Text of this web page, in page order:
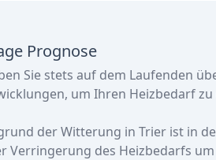
Prognose
Sie stets auf dem Laufenden
um Ihren Heizbedarf
der Witterung in Trier ist in
Verringerung des Heizbedarfs